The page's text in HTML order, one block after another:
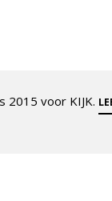
2015 voor KIJK.